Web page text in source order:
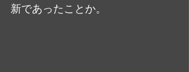
新であったことか。